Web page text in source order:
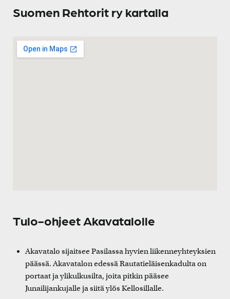
Suomen Rehtorit ry kartalla
Tulo-ohjeet Akavatalolle
Akavatalo sijaitsee Pasilassa hyvien liikenneyhteyksien
päässä. Akavatalon edessä Rautatieläisenkadulta on
portaat ja ylikulkusilta, joita pitkin pääsee
Junailijankujalle ja siitä ylös Kellosillalle.